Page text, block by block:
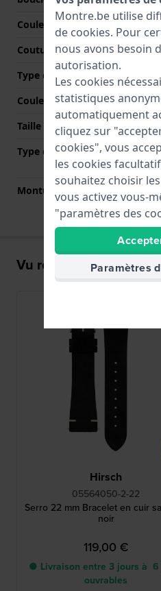
Couleur du bracelet
Coutures de couleur
Type de fermoir
Couleur de fermoir
Taille du bracelet
Type de montage
Monture droite
Vu récemment
Hirsch
05564050-2-22
Serro 22 mm Bracelet en cuir
noir
119,00 €
● Livraison entre 3 jours à 6
ouvrables
Montre.be utilise
de cookies. Pour
nous avons besoin
autorisation.
Les cookies
statistiques
automatiquement
cliquez sur
cookies", vous
les cookies
souhaitez choisir
vous activez vous-
"paramètres des
Paramètres